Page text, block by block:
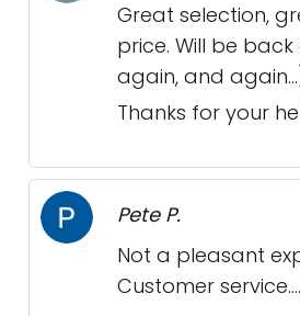
Great selection,
price. Will be
again, and
Thanks for your
Pete P.
Not a pleasant
Customer